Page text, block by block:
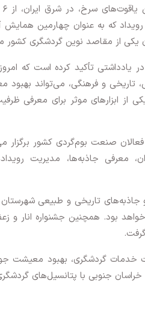
که به عنوان چهارمین همایش
یکی از مقاصد نوین گردشگری کشور
یادداشتی تأکید کرده است که
تاریخی و فرهنگی، می‌تواند
از ابزارهای موثر برای معرفی
که با حضور بیش از ۴۰۰ نفر از فعالان صنعت
معرفی جاذبه‌ها، مدیریت
و جاذبه‌های تاریخی و طبیعی
بود. همچنین جشنواره انار و
خدمات گردشگری، بهبود معیشت
جنوبی با پتانسیل‌های